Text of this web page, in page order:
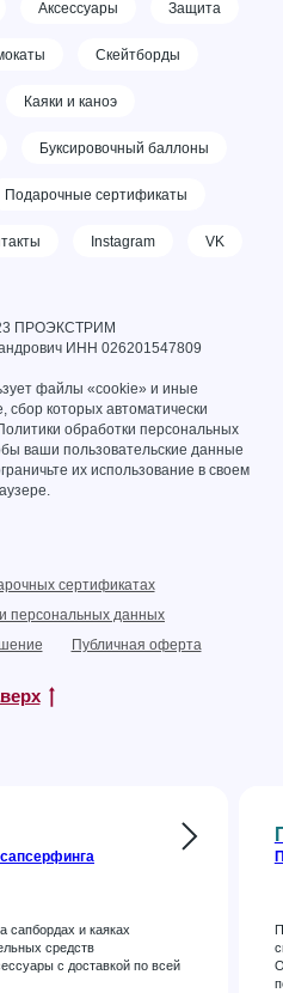
Аксессуары Защита
Скейтборды
Каяки и каноэ
Буксировочный баллоны
Подарочные сертификаты
Instagram VK
ПРОЭКСТРИМ
ИНН 026201547809
файлы «cookie» и иные
сбор которых автоматически
обработки персональных
ваши пользовательские данные
их использование в своем
сертификатах
персональных данных
Публичная оферта
сапбордах и каяках
средств
с доставкой по всей